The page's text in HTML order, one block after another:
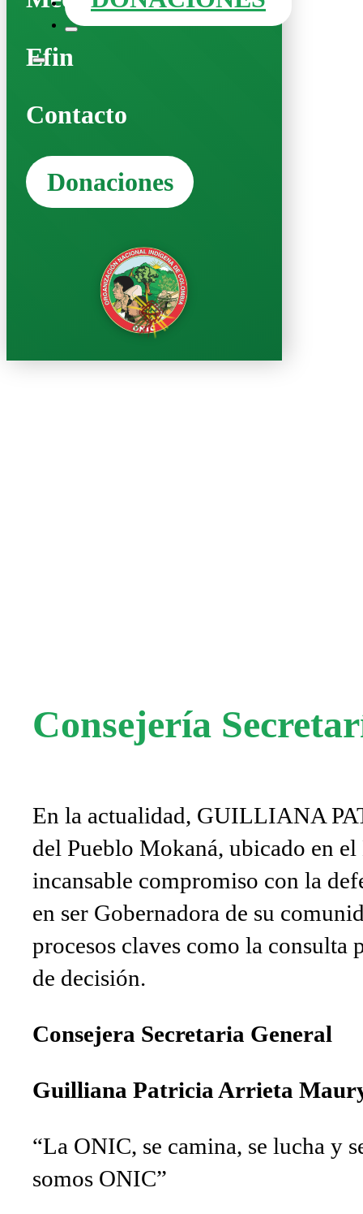
Efin
Contacto
Donaciones
Consejería
En la actualidad, GUILLIANA
del Pueblo Mokaná, ubicado en
incansable compromiso con la
en ser Gobernadora de su
procesos claves como la consulta
de decisión.
Consejera Secretaria General
Guilliana Patricia Arrieta
“La ONIC, se camina, se lucha y
somos ONIC”